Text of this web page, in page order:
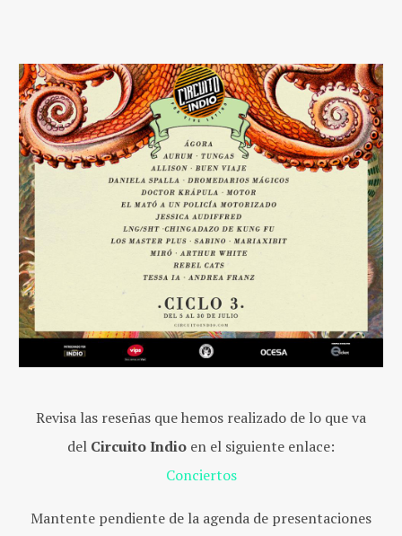
Revisa las reseñas que hemos realizado de lo que va
del Circuito Indio en el siguiente enlace:
Conciertos
Mantente pendiente de la agenda de presentaciones